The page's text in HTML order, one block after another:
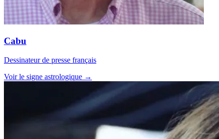
Cabu
Dessinateur de presse français
Voir le signe astrologique →